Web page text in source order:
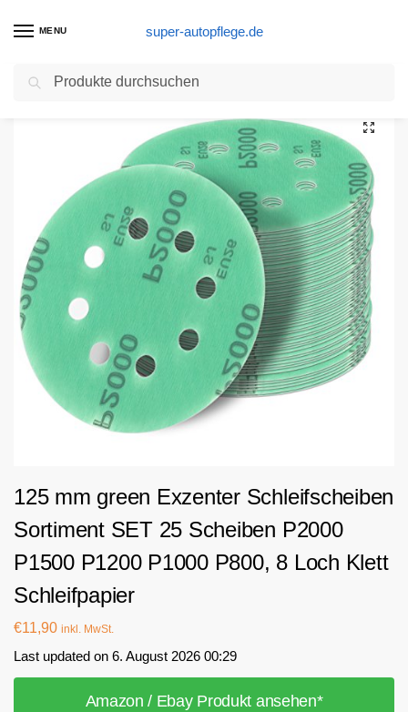
MENU super-autopflege.de
Start Nassschleifpapier Produkte /
125 mm green Exzenter Schleifscheiben
Sortiment SET 25 Scheiben P2000
P1500 P1200 P1000 P800, 8 Loch Klett
Schleifpapier
€11,90 inkl. MwSt.
Last updated on 6. August 2026 00:29
Amazon / Ebay Produkt ansehen*